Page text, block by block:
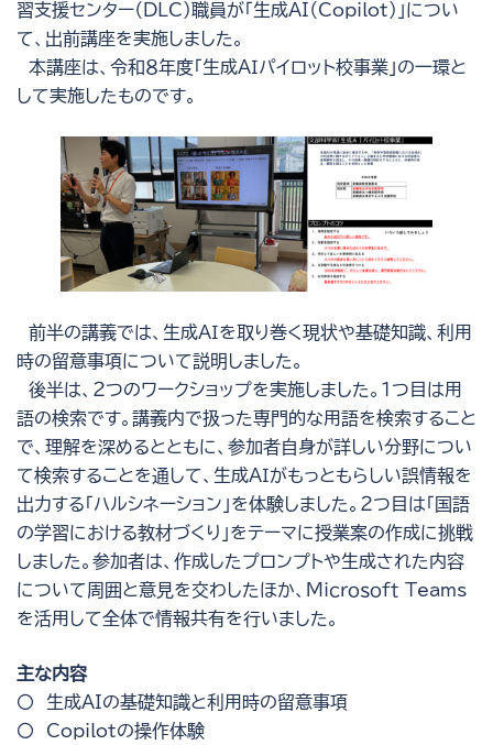
習支援センター（DLC）職員が「生成AI（Copilot）」につい
て、出前講座を実施しました。
本講座は、令和８年度「生成ＡＩパイロット校事業」の一環と
して実施したものです。
前半の講義では、生成ＡＩを取り巻く現状や基礎知識、利用
時の留意事項について説明しました。
後半は、２つのワークショップを実施しました。１つ目は用
語の検索です。講義内で扱った専門的な用語を検索すること
で、理解を深めるとともに、参加者自身が詳しい分野につい
て検索することを通して、生成ＡＩがもっともらしい誤情報を
出力する「ハルシネーション」を体験しました。２つ目は「国語
の学習における教材づくり」をテーマに授業案の作成に挑戦
しました。参加者は、作成したプロンプトや生成された内容
について周囲と意見を交わしたほか、Ｍｉｃｒｏｓｏｆｔ Teams
を活用して全体で情報共有を行いました。
主な内容
〇 生成AIの基礎知識と利用時の留意事項
〇 Copilotの操作体験